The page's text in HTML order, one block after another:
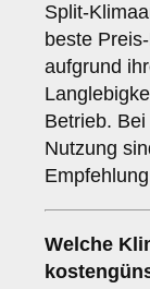
Split-
beste
aufgrund
Betrieb.
Nutzung
Welche